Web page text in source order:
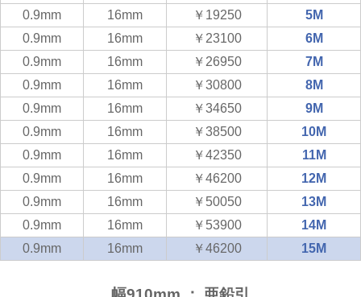
0.9mm
16mm ￥19250
5M
0.9mm
16mm ￥23100
6M
0.9mm
16mm ￥26950
7M
0.9mm
16mm ￥30800
8M
0.9mm
16mm ￥34650
9M
0.9mm
16mm ￥38500
10M
0.9mm
16mm ￥42350
11M
0.9mm
16mm ￥46200
12M
0.9mm
16mm ￥50050
13M
0.9mm
16mm ￥53900
14M
0.9mm
16mm ￥46200 15M